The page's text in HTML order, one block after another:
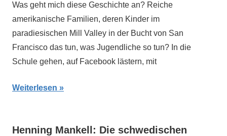
Was geht mich diese Geschichte an? Reiche
amerikanische Familien, deren Kinder im
paradiesischen Mill Valley in der Bucht von San
Francisco das tun, was Jugendliche so tun? In die
Schule gehen, auf Facebook lästern, mit
Weiterlesen
Henning Mankell: Die schwedischen